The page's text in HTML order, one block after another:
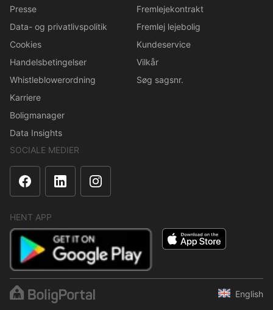
Presse
Data- og privatlivspolitik
Cookies
Handelsbetingelser
Whistleblowerordning
Karriere
Boligmanager
Data Insights
Fremlejekontrakt
Fremlej lejebolig
Kundeservice
Vilkår
Søg sagsnr.
SOCIALE MEDIER
HENT APP
English